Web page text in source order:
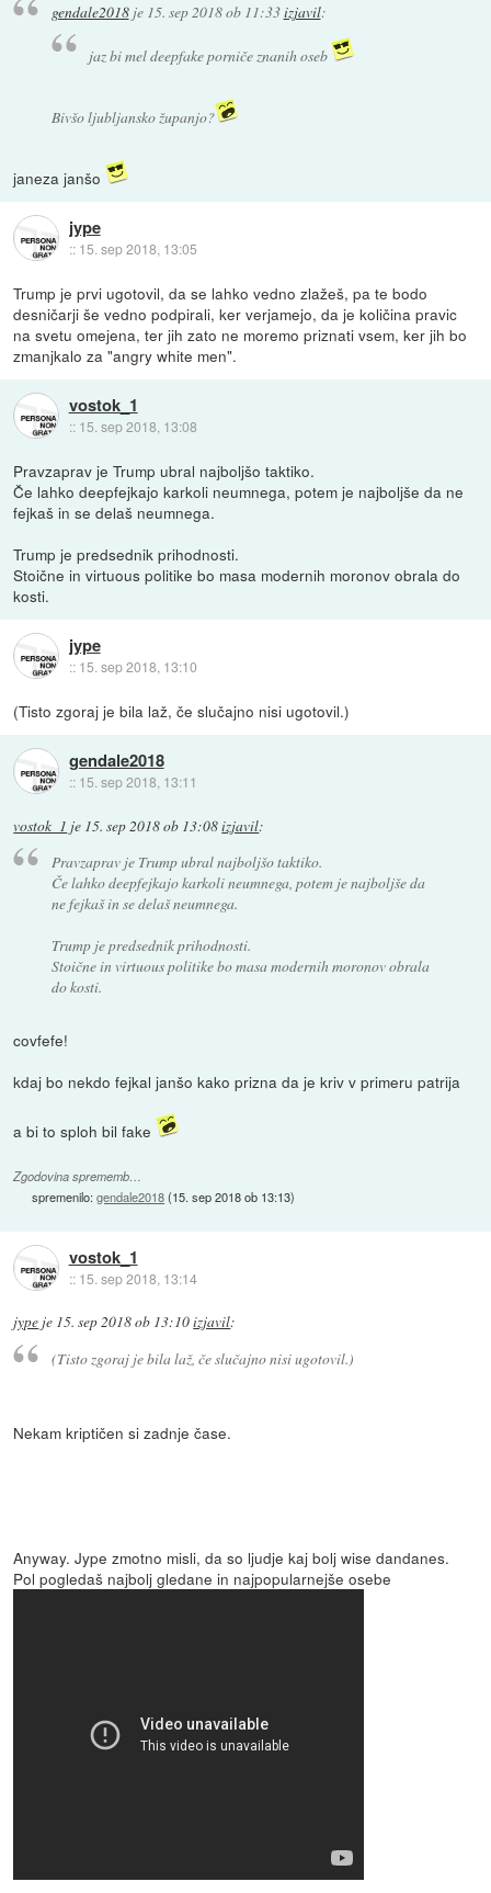
gendale2018je 15. sep 2018 ob 11:33izjavil:
jaz bi mel deepfake porniče znanih oseb
Bivšo ljubljansko županjo?
janeza janšo
jype
:: 15. sep 2018, 13:05
Trump je prvi ugotovil, da se lahko vedno zlažeš, pa te bodo
desničarji še vedno podpirali, ker verjamejo, da je količina pravic
na svetu omejena, ter jih zato ne moremo priznati vsem, ker jih bo
zmanjkalo za "angry white men".
vostok_1
:: 15. sep 2018, 13:08
Pravzaprav je Trump ubral najboljšo taktiko.
Če lahko deepfejkajo karkoli neumnega, potem je najboljše da ne
fejkaš in se delaš neumnega.
Trump je predsednik prihodnosti.
Stoične in virtuous politike bo masa modernih moronov obrala do
kosti.
jype
:: 15. sep 2018, 13:10
(Tisto zgoraj je bila laž, če slučajno nisi ugotovil.)
gendale2018
:: 15. sep 2018, 13:11
vostok_1 je 15. sep 2018 ob 13:08izjavil:
Pravzaprav je Trump ubral najboljšo taktiko.
Če lahko deepfejkajo karkoli neumnega, potem je najboljše da
ne fejkaš in se delaš neumnega.
Trump je predsednik prihodnosti.
Stoične in virtuous politike bo masa modernih moronov obrala
do kosti.
covfefe!
kdaj bo nekdo fejkal janšo kako prizna da je kriv v primeru patrija
a bi to sploh bil fake
Zgodovina sprememb…
spremenilo:gendale2018(15. sep 2018 ob 13:13)
vostok_1
:: 15. sep 2018, 13:14
jype je 15. sep 2018 ob 13:10izjavil:
(Tisto zgoraj je bila laž, če slučajno nisi ugotovil.)
Nekam kriptičen si zadnje čase.
Anyway. Jype zmotno misli, da so ljudje kaj bolj wise dandanes.
Pol pogledaš najbolj gledane in najpopularnejše osebe